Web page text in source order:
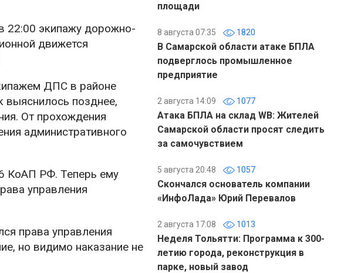
22:00 экипажу дорожно-
движется
ДПС в районе
выяснилось позднее,
От прохождения
административного
КоАП РФ. Теперь ему
управления
права управления
но видимо наказание не
площади
8 августа 07:35 1820
В Самарской области атаке БПЛА
подверглось промышленное
предприятие
2 августа 14:09 1077
Атака БПЛА на склад WB: Жителей
Самарской области просят следить
за самочувствием
5 августа 20:48 1057
Скончался основатель компании
«ИнфоЛада» Юрий Перевалов
2 августа 17:08 1013
Неделя Тольятти: Программа к 300-
летию города, реконструкция в
парке, новый завод